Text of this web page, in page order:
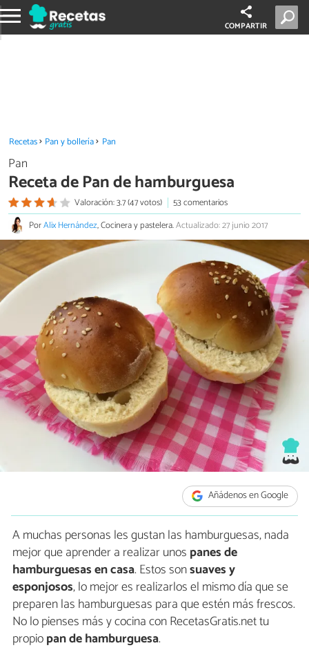
COMPARTIR
Recetas Pan y bollería Pan
Pan
Receta de Pan de hamburguesa
Valoración: 3.7 (47 votos)
53 comentarios
PorAlix Hernández, Cocinera y pastelera.Actualizado: 27 junio 2017
Añádenos en Google
A muchas personas les gustan las hamburguesas, nada
mejor que aprender a realizar unos panes de
hamburguesas en casa. Estos sonsuaves y
esponjosos, lo mejor es realizarlos el mismo día que se
preparen las hamburguesas para que estén más frescos.
No lo pienses más y cocina con RecetasGratis.net tu
propiopan de hamburguesa.